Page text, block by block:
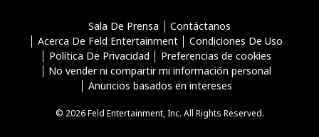
Sala De Prensa
Contáctanos
Acerca De Feld Entertainment
Condiciones De Uso
Política De Privacidad
Preferencias de cookies
No vender ni compartir mi información personal
Anuncios basados en intereses
© 2026 Feld Entertainment, Inc. All Rights Reserved.